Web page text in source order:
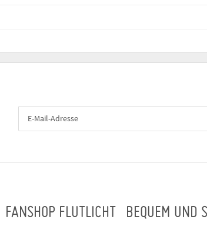
FANSHOP FLUTLICHT BEQUEM UND